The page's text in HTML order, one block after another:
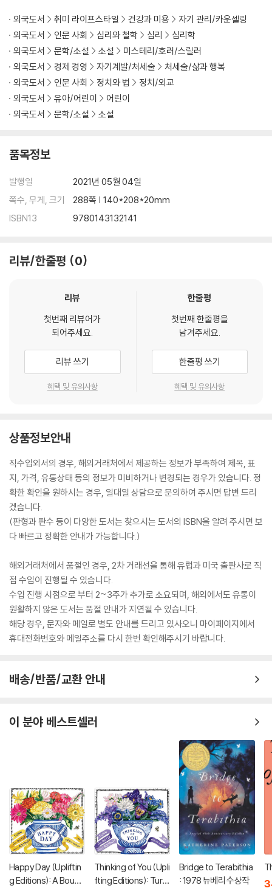
외국도서 취미 라이프스타일 건강과 미용
자기 관리/카운셀링
외국도서
인문 사회 심리와 철학 심리
심리학
외국도서
문학/소설 소설
미스테리/호러/스릴러
외국도서
경제 경영 자기계발/처세술
처세술/삶과 행복
외국도서
인문 사회 정치와 법
정치/외교
외국도서
유아/어린이
어린이
외국도서
문학/소설 소설
품목정보
발행일
2021년 05월 04일
쪽수, 무게, 크기
288쪽 | 140*208*20mm
ISBN13
9780143132141
리뷰/한줄평 0
리뷰
첫번째 리뷰어가
되어주세요.
리뷰 쓰기
혜택 및 유의사항
한줄평
첫번째 한줄평을
남겨주세요.
한줄평 쓰기
혜택 및 유의사항
상품정보안내
직수입외서의 경우, 해외거래처에서 제공하는 정보가 부족하여 제목, 표
지, 가격, 유통상태 등의 정보가 미비하거나 변경되는 경우가 있습니다. 정
확한 확인을 원하시는 경우, 일대일 상담으로 문의하여 주시면 답변 드리
겠습니다.
(판형과 판수 등이 다양한 도서는 찾으시는 도서의 ISBN을 알려 주시면 보
다 빠르고 정확한 안내가 가능합니다.)
해외거래처에서 품절인 경우, 2차 거래선을 통해 유럽과 미국 출판사로 직
접 수입이 진행될 수 있습니다.
수입 진행 시점으로 부터 2~3주가 추가로 소요되며, 해외에서도 유통이
원활하지 않은 도서는 품절 안내가 지연될 수 있습니다.
해당 경우, 문자와 메일로 별도 안내를 드리고 있사오니 마이페이지에서
휴대전화번호와 메일주소를 다시 한번 확인해주시기 바랍니다.
배송/반품/교환 안내
이 분야 베스트셀러
Happy Day (Upliftin
g Editions): A Bouqu
Thinking of You (Upli
fting Editions): Turn
Bridge to Terabithia
: 1978 뉴베리 수상작